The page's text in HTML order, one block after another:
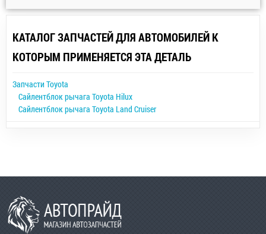
КАТАЛОГ ЗАПЧАСТЕЙ ДЛЯ АВТОМОБИЛЕЙ К
КОТОРЫМ ПРИМЕНЯЕТСЯ ЭТА ДЕТАЛЬ
Запчасти Toyota
Сайлентблок рычага Toyota Hilux
Сайлентблок рычага Toyota Land Cruiser